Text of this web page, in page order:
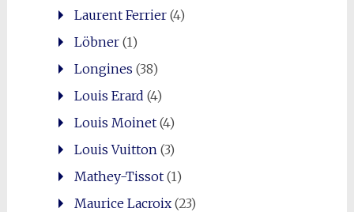
Laurent Ferrier(4)
Löbner(1)
Longines (38)
Louis Erard (4)
Louis Moinet(4)
Louis Vuitton(3)
Mathey-Tissot(1)
Maurice Lacroix(23)